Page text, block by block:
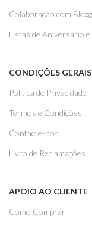
Colaboração com
Listas de Aniversário
CONDIÇÕES GERAIS
Politica de Privacidade
Termos e Condições
Contacte-nos
Livro de Reclamações
APOIO AO CLIENTE
Como Comprar